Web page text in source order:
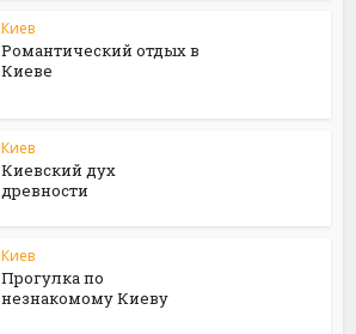
Киев
Романтический отдых в
Киеве
Киев
Киевский дух
древности
Киев
Прогулка по
незнакомому Киеву